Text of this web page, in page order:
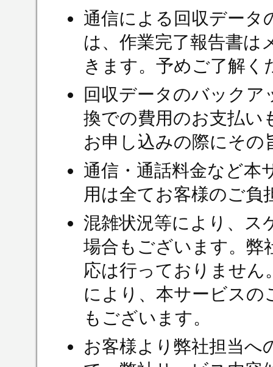
通信による回収データ
は、作業完了報告書は
きます。予めご了解く
回収データのバック
換での費用のお支払い
お申し込みの際にその
通信・通話料金など本
用は全てお客様のご負
混雑状況等により、ス
場合もございます。弊
応は行っておりません
により、本サービスの
もございます。
お客様より弊社担当へ